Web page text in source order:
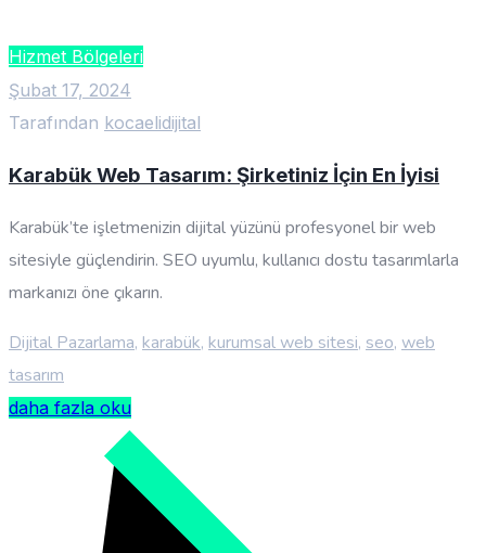
Hizmet Bölgeleri
Şubat 17, 2024
Tarafından kocaelidijital
Karabük Web Tasarım: Şirketiniz İçin En İyisi
Karabük’te işletmenizin dijital yüzünü profesyonel bir web
sitesiyle güçlendirin. SEO uyumlu, kullanıcı dostu tasarımlarla
markanızı öne çıkarın.
Dijital Pazarlama, karabük, kurumsal web sitesi, seo, web
tasarım
daha fazla oku